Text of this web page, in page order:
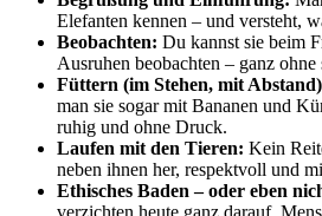
Elefanten kennen – und versteht,
Beobachten: Du kannst sie beim
Ausruhen beobachten – ganz ohne
Füttern (im Stehen, mit
man sie sogar mit Bananen und
ruhig und ohne Druck.
Laufen mit den Tieren: Kein
neben ihnen her, respektvoll und
Ethisches Baden – oder eben
verzichten heute ganz darauf,